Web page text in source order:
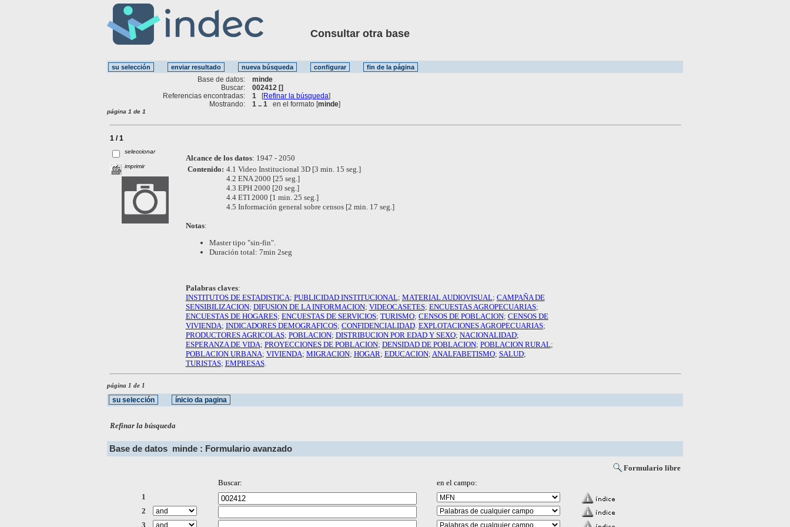
Consultar otra base
Base de datos:
minde
Buscar:
002412 []
Referencias encontradas:
1 [Refinar la búsqueda]
Mostrando:
1 .. 1 en el formato [minde]
página 1 de 1
1 / 1
seleccionar
imprimir
Alcance de los datos: 1947 - 2050
Contenido: 4.1 Video Institucional 3D [3 min. 15 seg.]
4.2 ENA 2000 [25 seg.]
4.3 EPH 2000 [20 seg.]
4.4 ETI 2000 [1 min. 25 seg.]
4.5 Información general sobre censos [2 min. 17 seg.]
Notas:
Master tipo "sin-fin".
Duración total: 7min 2seg
Palabras claves:
INSTITUTOS DE ESTADISTICA; PUBLICIDAD INSTITUCIONAL; MATERIAL AUDIOVISUAL; CAMPAÑA DE
SENSIBILIZACION; DIFUSION DE LA INFORMACION; VIDEOCASETES; ENCUESTAS AGROPECUARIAS;
ENCUESTAS DE HOGARES; ENCUESTAS DE SERVICIOS; TURISMO; CENSOS DE POBLACION; CENSOS DE
VIVIENDA; INDICADORES DEMOGRAFICOS; CONFIDENCIALIDAD. EXPLOTACIONES AGROPECUARIAS;
PRODUCTORES AGRICOLAS; POBLACION; DISTRIBUCION POR EDAD Y SEXO; NACIONALIDAD;
ESPERANZA DE VIDA; PROYECCIONES DE POBLACION; DENSIDAD DE POBLACION; POBLACION RURAL;
POBLACION URBANA; VIVIENDA; MIGRACION; HOGAR; EDUCACION; ANALFABETISMO; SALUD;
TURISTAS; EMPRESAS.
página 1 de 1
Refinar la búsqueda
Base de datos minde : Formulario avanzado
Formulario libre
Buscar:
en el campo:
1
2
3